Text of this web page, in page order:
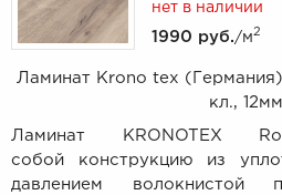
нет в наличии
1990 руб./м2
Ламинат Krono tex
кл.,
Ламинат KRONOTEX
собой конструкцию из
давлением волокнистой